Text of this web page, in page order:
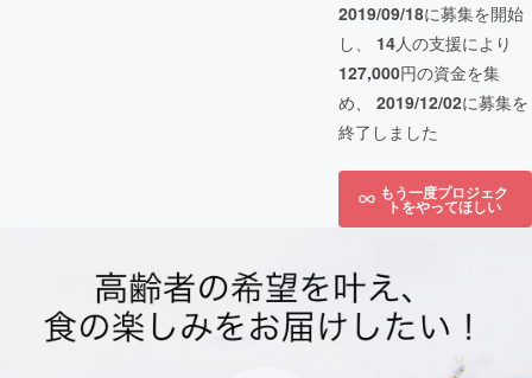
2019/09/18に募集を開始
し、 14人の支援により
127,000円の資金を集
め、 2019/12/02に募集を
終了しました
もう一度プロジェク
トをやってほしい